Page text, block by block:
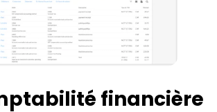
financière